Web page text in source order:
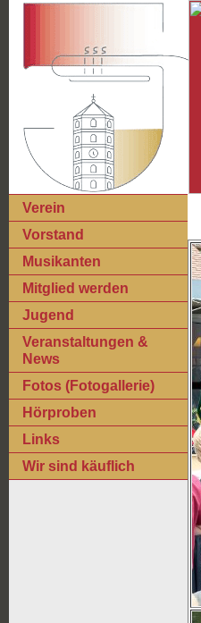
Verein
Vorstand
Musikanten
Mitglied werden
Jugend
Veranstaltungen &
News
Fotos (Fotogallerie)
Hörproben
Links
Wir sind käuflich